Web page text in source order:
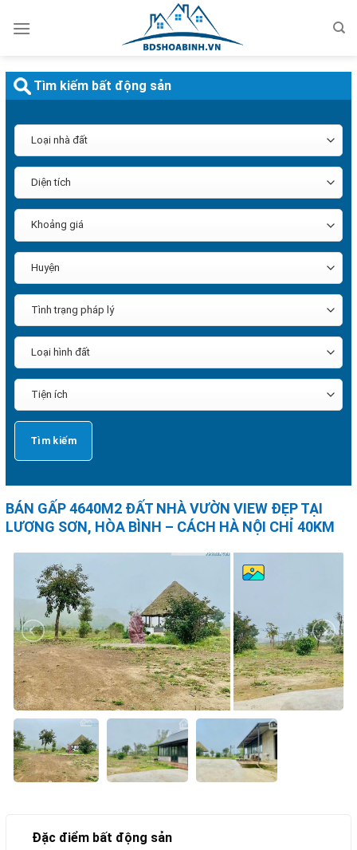
qua
dung
BÁN GẤP 4640M2 ĐẤT NHÀ VƯỜN VIEW ĐẸP TẠI
LƯƠNG SƠN, HÒA BÌNH – CÁCH HÀ NỘI CHỈ 40KM
Đặc điểm bất động sản
Tìm kiếm bất động sản